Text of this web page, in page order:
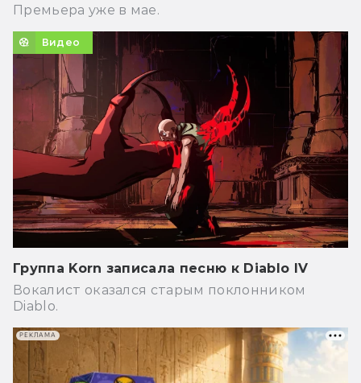
Премьера уже в мае.
Видео
Группа Korn записала песню к Diablo IV
Вокалист оказался старым поклонником
Diablo.
РЕКЛАМА